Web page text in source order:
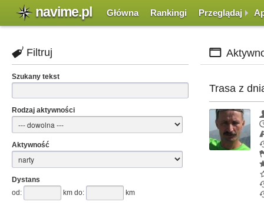
navime.pl Główna Rankingi Przeglądaj
Filtruj
Szukany tekst
Rodzaj aktywności
Aktywność
Dystans
od:
km do: km
Trasa z